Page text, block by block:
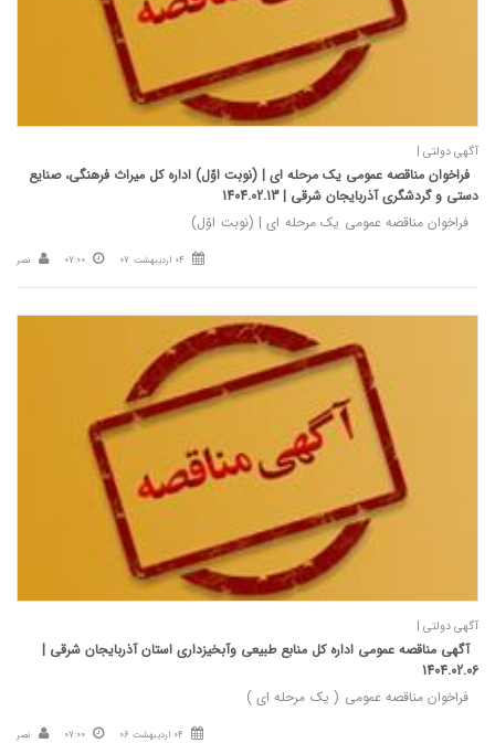
آگهی دولتی |
فراخوان مناقصه عمومی یک مرحله ای | (نوبت اوّل) اداره کل میراث فرهنگی، صنایع
دستی و گردشگری آذربايجان شرقی | 1404.02.13
فراخوان مناقصه عمومی یک مرحله ای | (نوبت اوّل)
04 اردیبهشت 07 07:00 نصر
آگهی دولتی |
آگهی مناقصه عمومی اداره کل منابع طبیعی وآبخیزداری استان آذربایجان شرقی |
1404.02.06
فراخوان مناقصه عمومی ( یک مرحله ای )
04 اردیبهشت 06 07:00 نصر